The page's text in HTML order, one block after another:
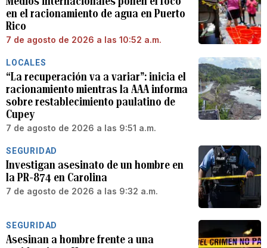
en el racionamiento de agua en Puerto
Rico
7 de agosto de 2026 a las 10:52 a.m.
LOCALES
“La recuperación va a variar”: inicia el
racionamiento mientras la AAA informa
sobre restablecimiento paulatino de
Cupey
7 de agosto de 2026 a las 9:51 a.m.
SEGURIDAD
Investigan asesinato de un hombre en
la PR-874 en Carolina
7 de agosto de 2026 a las 9:32 a.m.
SEGURIDAD
Asesinan a hombre frente a una